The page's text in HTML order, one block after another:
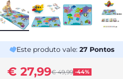
Este produto vale: 27 Pontos
Price reduced from
€ 49,99 -44%
to
€ 27,99